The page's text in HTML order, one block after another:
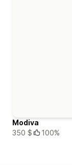
Modiva
350 $
100%